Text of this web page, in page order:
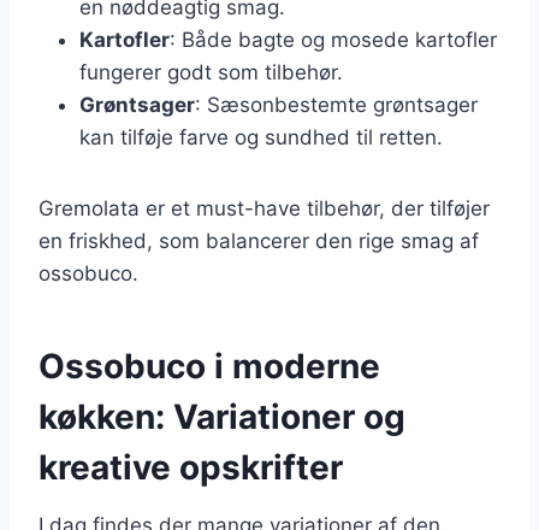
en nøddeagtig smag.
Kartofler: Både bagte og mosede kartofler
fungerer godt som tilbehør.
Grøntsager: Sæsonbestemte grøntsager
kan tilføje farve og sundhed til retten.
Gremolata er et must-have tilbehør, der tilføjer
en friskhed, som balancerer den rige smag af
ossobuco.
Ossobuco i moderne
køkken: Variationer og
kreative opskrifter
I dag findes der mange variationer af den